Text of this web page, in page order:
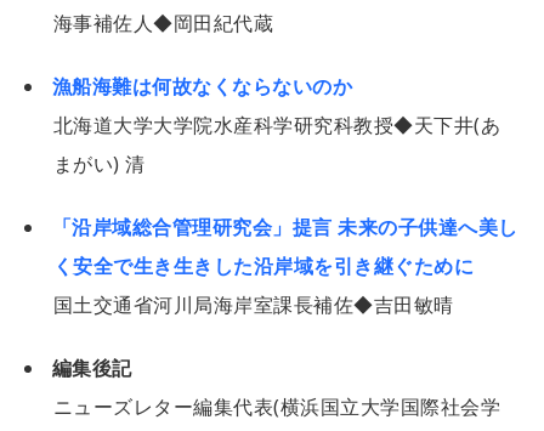
海事補佐人◆岡田紀代蔵
漁船海難は何故なくならないのか
北海道大学大学院水産科学研究科教授◆天下井(あ
まがい) 清
「沿岸域総合管理研究会」提言 未来の子供達へ美し
く安全で生き生きした沿岸域を引き継ぐために
国土交通省河川局海岸室課長補佐◆吉田敏晴
編集後記
ニューズレター編集代表(横浜国立大学国際社会学